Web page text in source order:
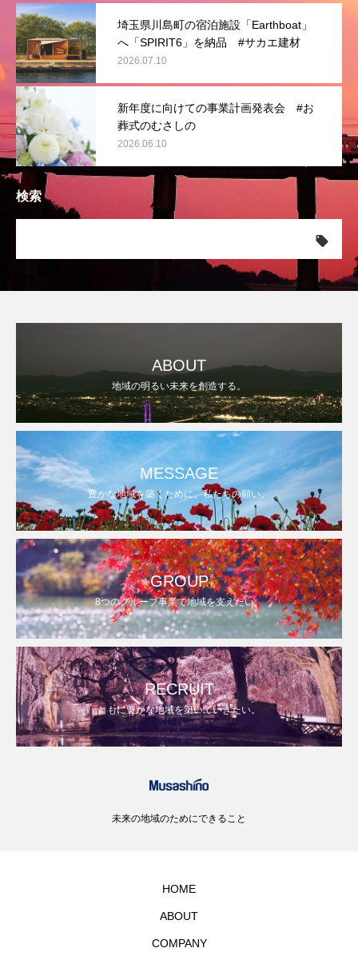
埼玉県川島町の宿泊施設「Earthboat」
へ「SPIRIT6」を納品 #サカエ建材
2026.07.10
新年度に向けての事業計画発表会 #お
葬式のむさしの
2026.06.10
検索
ABOUT
地域の明るい未来を創造する。
MESSAGE
豊かな地域を築くために。私たちの願い。
GROUP
8つのグループ事業で地域を支えたい。
RECRUIT
ともに豊かな地域を築いていきたい。
未来の地域のためにできること
HOME
ABOUT
COMPANY